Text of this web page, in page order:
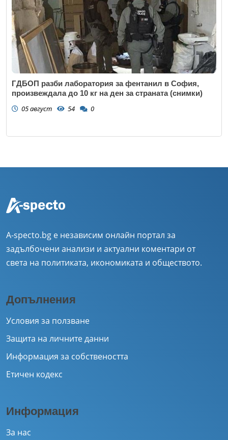
ГДБОП разби лаборатория за фентанил в София,
произвеждала до 10 кг на ден за страната (снимки)
05 август 54 0
A-specto.bg е независим онлайн портал за
задълбочени анализи и актуални коментари от
света на политиката, икономиката и обществото.
Допълнения
Условия за ползване
Защита на личните данни
Информация за собствеността
Етичен кодекс
Информация
За нас